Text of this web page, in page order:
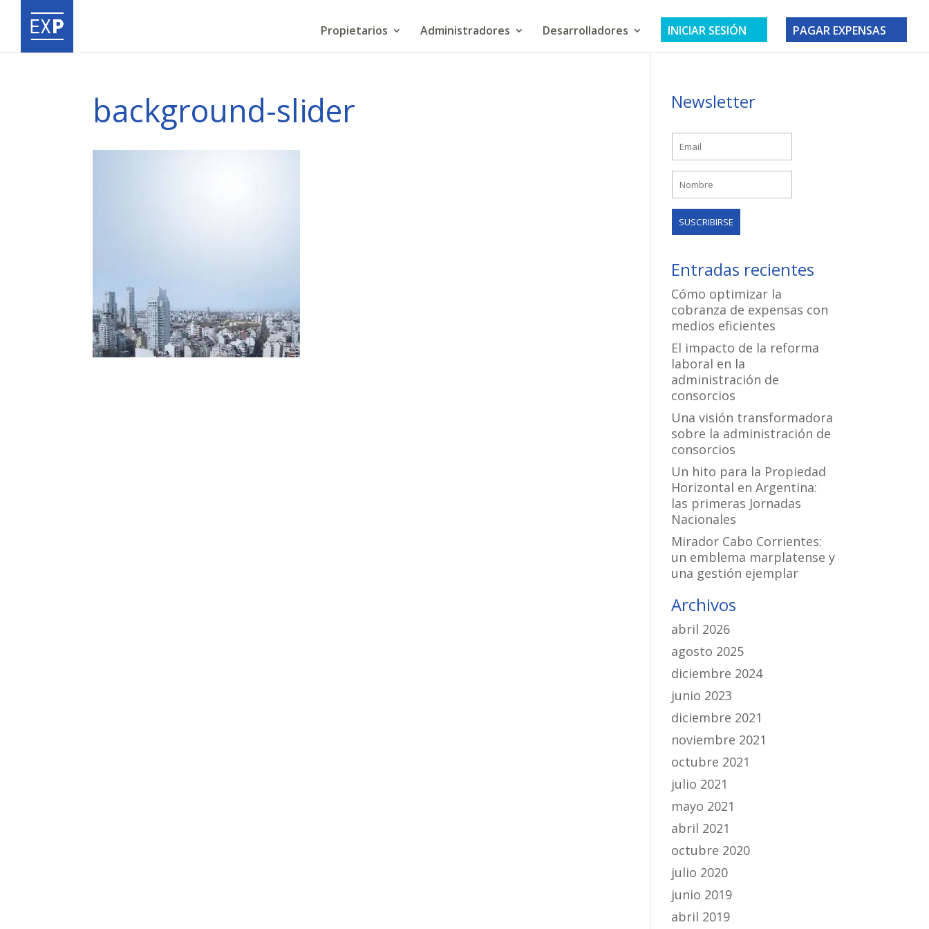
Propietarios Administradores Desarrolladores INICIAR SESIÓN PAGAR EXPENSAS
background-slider Newsletter
Entradas recientes
Cómo optimizar la
cobranza de expensas con
medios eficientes
El impacto de la reforma
laboral en la
administración de
consorcios
Una visión transformadora
sobre la administración de
consorcios
Un hito para la Propiedad
Horizontal en Argentina:
las primeras Jornadas
Nacionales
Mirador Cabo Corrientes:
un emblema marplatense y
una gestión ejemplar
Archivos
abril 2026
agosto 2025
diciembre 2024
junio 2023
diciembre 2021
noviembre 2021
octubre 2021
julio 2021
mayo 2021
abril 2021
octubre 2020
julio 2020
junio 2019
abril 2019